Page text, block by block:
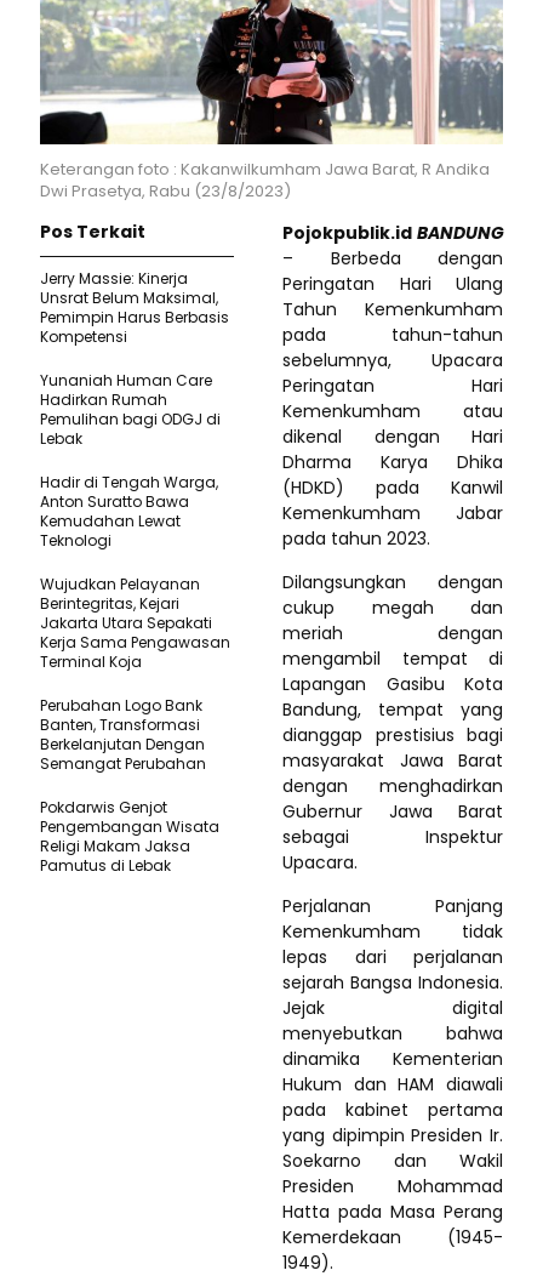
Keterangan foto : Kakanwilkumham Jawa Barat, R Andika
Dwi Prasetya, Rabu (23/8/2023)
Pojokpublik.id BANDUNG
– Berbeda dengan
Peringatan Hari Ulang
Tahun Kemenkumham
pada tahun-tahun
sebelumnya, Upacara
Peringatan Hari
Kemenkumham atau
dikenal dengan Hari
Dharma Karya Dhika
(HDKD) pada Kanwil
Kemenkumham Jabar
pada tahun 2023.
Dilangsungkan dengan
cukup megah dan
meriah dengan
mengambil tempat di
Lapangan Gasibu Kota
Bandung, tempat yang
dianggap prestisius bagi
masyarakat Jawa Barat
dengan menghadirkan
Gubernur Jawa Barat
sebagai Inspektur
Upacara.
Perjalanan Panjang
Kemenkumham tidak
lepas dari perjalanan
sejarah Bangsa Indonesia.
Jejak digital
menyebutkan bahwa
dinamika Kementerian
Hukum dan HAM diawali
pada kabinet pertama
yang dipimpin Presiden Ir.
Soekarno dan Wakil
Presiden Mohammad
Hatta pada Masa Perang
Kemerdekaan (1945-
1949).
Pos Terkait
Jerry Massie: Kinerja
Unsrat Belum Maksimal,
Pemimpin Harus Berbasis
Kompetensi
Yunaniah Human Care
Hadirkan Rumah
Pemulihan bagi ODGJ di
Lebak
Hadir di Tengah Warga,
Anton Suratto Bawa
Kemudahan Lewat
Teknologi ​
Wujudkan Pelayanan
Berintegritas, Kejari
Jakarta Utara Sepakati
Kerja Sama Pengawasan
Terminal Koja
Perubahan Logo Bank
Banten, Transformasi
Berkelanjutan Dengan
Semangat Perubahan
Pokdarwis Genjot
Pengembangan Wisata
Religi Makam Jaksa
Pamutus di Lebak